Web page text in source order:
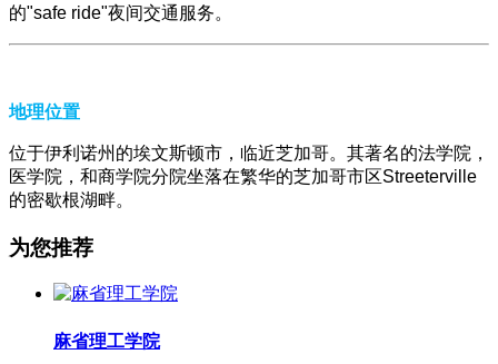
的"safe ride"夜间交通服务。
地理位置
位于伊利诺州的埃文斯顿市，临近芝加哥。其著名的法学院，
医学院，和商学院分院坐落在繁华的芝加哥市区Streeterville
的密歇根湖畔。
为您推荐
麻省理工学院